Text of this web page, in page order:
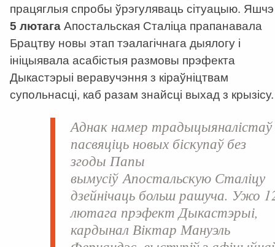
працяглыя спробы ўрэгуляваць сітуацыю. Яшчэ
5 лютага Апостальская Сталіца прапанавала
Брацтву новы этап тэалагічнага дыялогу і
ініцыявала асабістыя размовы прэфекта
Дыкастэрыі веравучэння з кіраўніцтвам
супольнасці, каб разам знайсці выхад з
Аднак намер традыцыяналістаў
пасвяціць новых біскупаў без
згоды Папы
вымусіў Апостальскую Сталіцу
дзейнічаць больш рашуча. Ужо
лютага прэфект Дыкастэрыі,
кардынал Віктар Мануэль